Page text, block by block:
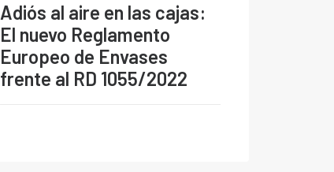
Adiós al aire en las cajas:
El nuevo Reglamento
Europeo de Envases
frente al RD 1055/2022